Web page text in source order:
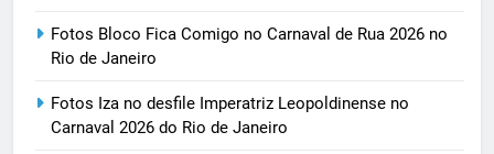
Fotos Bloco Fica Comigo no Carnaval de Rua 2026 no
Rio de Janeiro
Fotos Iza no desfile Imperatriz Leopoldinense no
Carnaval 2026 do Rio de Janeiro